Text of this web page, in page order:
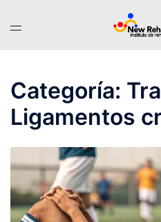
Alternar
Categoría:
Ligamentos